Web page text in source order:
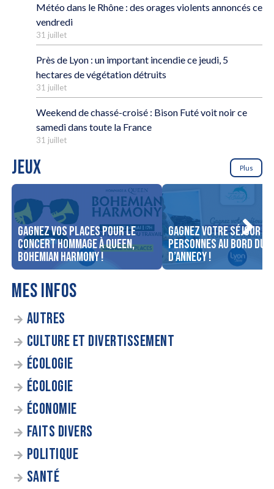
Météo dans le Rhône : des orages violents annoncés ce
vendredi
31 juillet
Près de Lyon : un important incendie ce jeudi, 5
hectares de végétation détruits
31 juillet
Weekend de chassé-croisé : Bison Futé voit noir ce
samedi dans toute la France
31 juillet
JEUX Plus
Gagnez vos places pour le
concert Hommage à Queen,
Bohemian Harmony !
Gagnez votre séjour
personnes au bord du
d’Annecy !
MES INFOS
AUTRES
CULTURE ET DIVERTISSEMENT
ÉCOLOGIE
ÉCOLOGIE
ÉCONOMIE
FAITS DIVERS
POLITIQUE
SANTÉ